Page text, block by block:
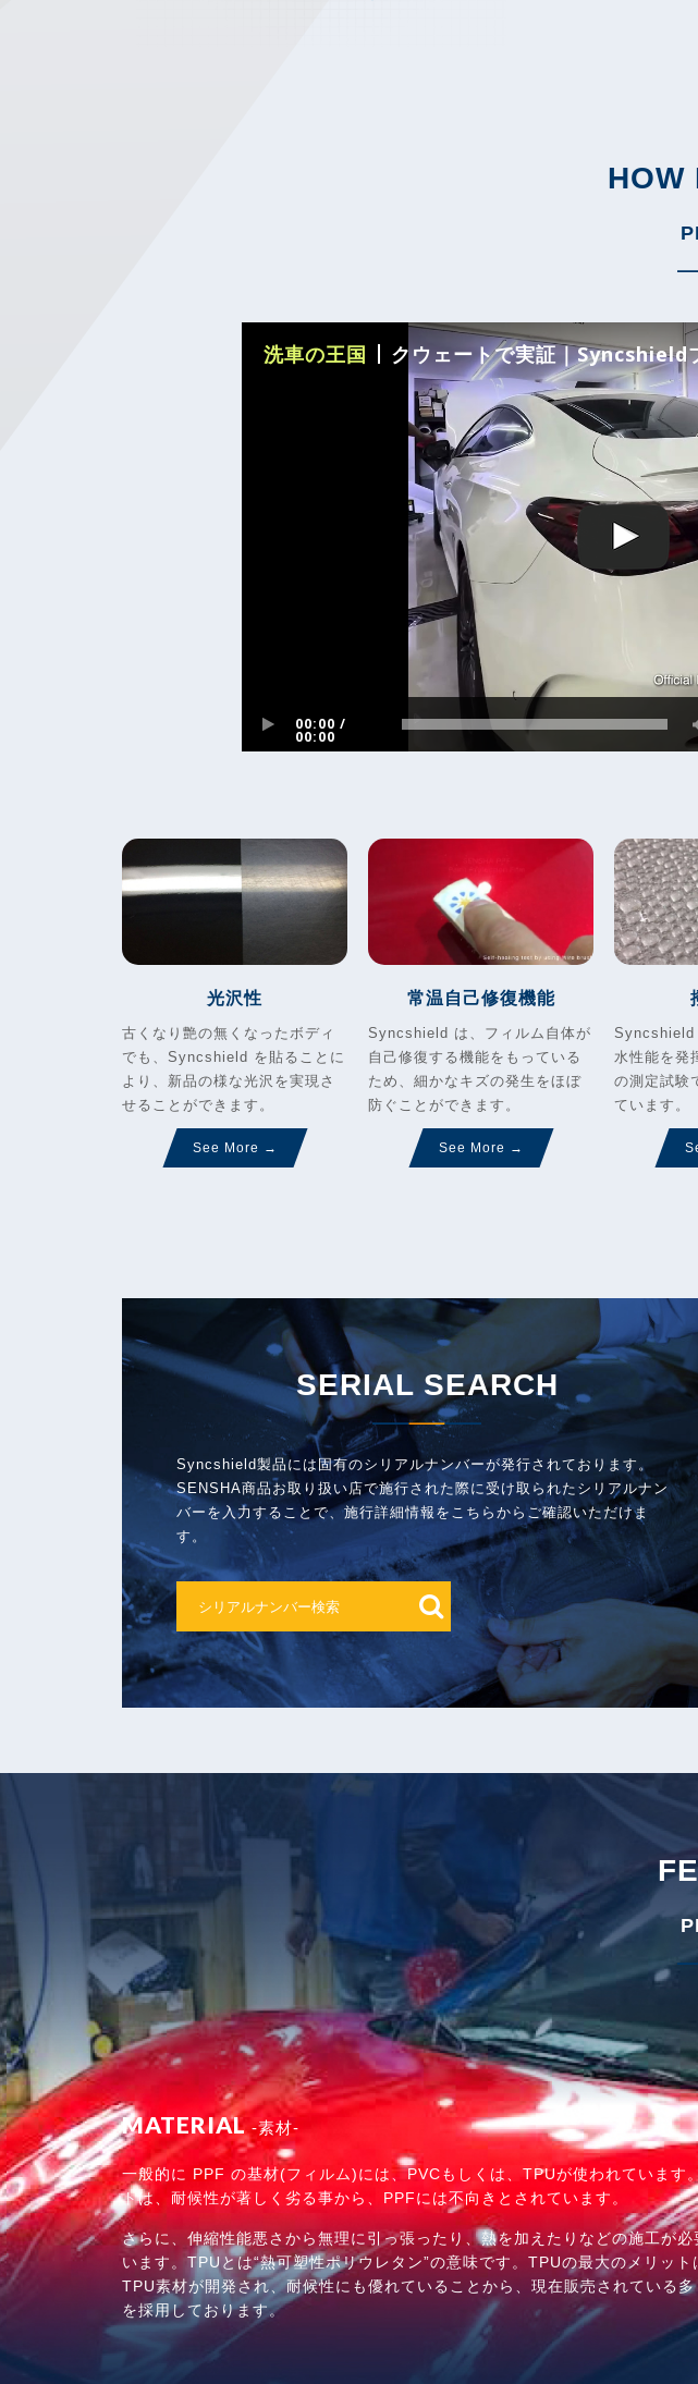
HOW
00:00 /
00:00
洗車の王国 クウェートで実証｜Syncshieldプロテクションフ
光沢性
古くなり艶の無くなったボディ
でも、Syncshield を貼ることに
より、新品の様な光沢を実現さ
せることができます。
See More →
常温自己修復機能
Syncshield は、フィルム自体が
自己修復する機能をもっている
ため、細かなキズの発生をほぼ
防ぐことができます。
See More →
Syncshield
水性能を発
の測定試験
ています。
SERIAL SEARCH
Syncshield製品には固有のシリアルナンバーが発行されております。
SENSHA商品お取り扱い店で施行された際に受け取られたシリアルナン
バーを入力することで、施行詳細情報をこちらからご確認いただけま
す。
MATERIAL -素材-
一般的に PPF の基材(フィルム)には、PVCもしくは、TPUが使われていま
トは、耐候性が著しく劣る事から、PPFには不向きとされています。
さらに、伸縮性能悪さから無理に引っ張ったり、熱を加えたりなどの施工が
います。TPUとは“熱可塑性ポリウレタン”の意味です。TPUの最大のメリッ
TPU素材が開発され、耐候性にも優れていることから、現在販売されてい
を採用しております。